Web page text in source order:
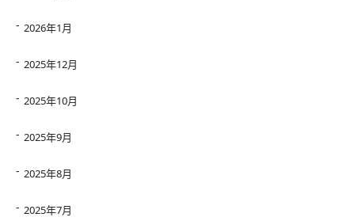
2026年1月
2025年12月
2025年10月
2025年9月
2025年8月
2025年7月